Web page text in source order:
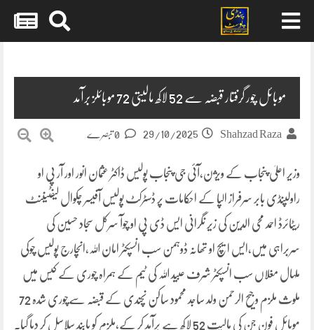
موبائل چور گرفتار قبضہ سے 52 لاکھ مالیتی 72 موبائلز برآمد
Shahzad Raza
29/10/2025
وزیر اعلیٰ پنجاب کے ویژن،آئی جی پنجاب پولیس ڈاکٹر عثمان انور اور آر پی او
راولپنڈی بابر سرفراز الپا کے احکامات پر ڈسٹرکٹ پولیس آفیسر چکوال لیفٹیننٹ
ریٹائرڈ احمد محی الدین کی زیر نگرانی ایس ڈی پی او چوآ سرکل سجاد حسین کی
سربراہی میں،ایس ایچ او تھانہ ڈوہمن سب انسپکٹر امان اللہ،انچارج پولیس چوکی
ملہال مغلاں سب انسپکٹر شرف عبید اللہ کی ٹیم کے ہمراہ چوری کے کیس میں
ملوث ملزم وجیح الرحمن ولد ساجد محمود ساکن نچندی کے قبضہ سےچوری شدہ 72
موبائل فون جن کی مالیت 52 لاکھ ہے برآمد کر کے،ملزم کو پابند سلاسل کر دیا گیا۔